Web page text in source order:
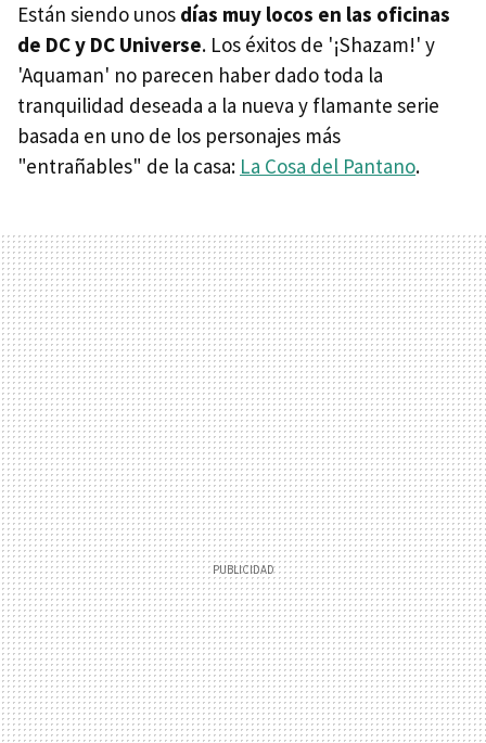
Están siendo unos días muy locos en las oficinas
de DC y DC Universe. Los éxitos de '¡Shazam!' y
'Aquaman' no parecen haber dado toda la
tranquilidad deseada a la nueva y flamante serie
basada en uno de los personajes más
"entrañables" de la casa: La Cosa del Pantano.